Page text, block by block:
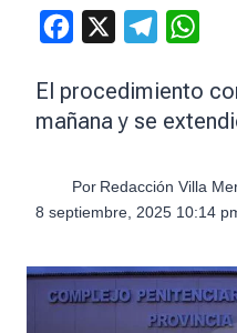
Facebook Telegram
El procedimiento
mañana y se
Por Redacción Villa
8 septiembre, 2025 10:14